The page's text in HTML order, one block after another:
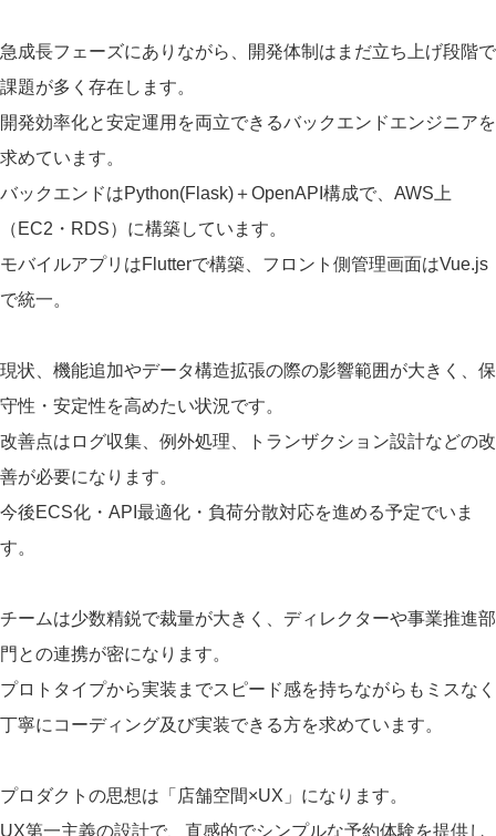
急成長フェーズにありながら、開発体制はまだ立ち上げ段階で
課題が多く存在します。
開発効率化と安定運用を両立できるバックエンドエンジニアを
求めています。
バックエンドはPython(Flask)＋OpenAPI構成で、AWS上
（EC2・RDS）に構築しています。
モバイルアプリはFlutterで構築、フロント側管理画面はVue.js
で統一。
現状、機能追加やデータ構造拡張の際の影響範囲が大きく、保
守性・安定性を高めたい状況です。
改善点はログ収集、例外処理、トランザクション設計などの改
善が必要になります。
今後ECS化・API最適化・負荷分散対応を進める予定でいま
す。
チームは少数精鋭で裁量が大きく、ディレクターや事業推進部
門との連携が密になります。
プロトタイプから実装までスピード感を持ちながらもミスなく
丁寧にコーディング及び実装できる方を求めています。
プロダクトの思想は「店舗空間×UX」になります。
UX第一主義の設計で、直感的でシンプルな予約体験を提供し